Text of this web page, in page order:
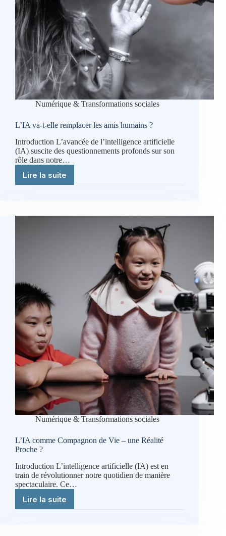
Numérique & Transformations sociales
L’IA va-t-elle remplacer les amis humains ?
Introduction L’avancée de l’intelligence artificielle
(IA) suscite des questionnements profonds sur son
rôle dans notre…
Lire la suite
L’IA
remplacer
Numérique & Transformations sociales
L’IA comme Compagnon de Vie – une Réalité
Proche ?
Introduction L’intelligence artificielle (IA) est en
train de révolutionner notre quotidien de manière
spectaculaire. Ce…
Lire la suite
L’IA